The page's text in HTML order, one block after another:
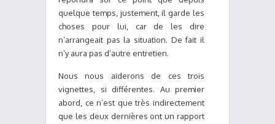
quelque temps, justement, il garde les
choses pour lui, car de les dire
n’arrangeait pas la situation. De fait il
n’y aura pas d’autre entretien.
Nous nous aiderons de ces trois
vignettes, si différentes. Au premier
abord, ce n’est que très indirectement
que les deux dernières ont un rapport